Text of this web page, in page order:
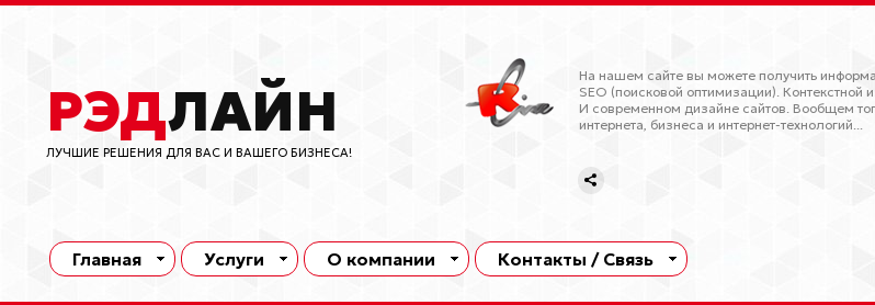
РЭДЛАЙН
ЛУЧШИЕ РЕШЕНИЯ ДЛЯ ВАС И ВАШЕГО БИЗНЕСА!
На нашем сайте вы можете получить
SEO (поисковой оптимизации). Контекстной
И современном дизайне сайтов. Вообщем
интернета, бизнеса и интернет-технологий...
Главная Услуги О компании Контакты / Связь